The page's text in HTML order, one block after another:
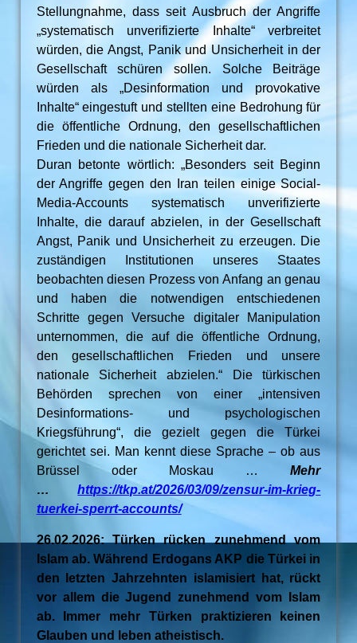
Stellungnahme, dass seit Ausbruch der Angriffe
„systematisch unverifizierte Inhalte“ verbreitet
würden, die Angst, Panik und Unsicherheit in der
Gesellschaft schüren sollen. Solche Beiträge
würden als „Desinformation und provokative
Inhalte“ eingestuft und stellten eine Bedrohung für
die öffentliche Ordnung, den gesellschaftlichen
Frieden und die nationale Sicherheit dar.
Duran betonte wörtlich: „Besonders seit Beginn
der Angriffe gegen den Iran teilen einige Social-
Media-Accounts systematisch unverifizierte
Inhalte, die darauf abzielen, in der Gesellschaft
Angst, Panik und Unsicherheit zu erzeugen. Die
zuständigen Institutionen unseres Staates
beobachten diesen Prozess von Anfang an genau
und haben die notwendigen entschiedenen
Schritte gegen Versuche digitaler Manipulation
unternommen, die auf die öffentliche Ordnung,
den gesellschaftlichen Frieden und unsere
nationale Sicherheit abzielen.“ Die türkischen
Behörden sprechen von einer „intensiven
Desinformations- und psychologischen
Kriegsführung“, die gezielt gegen die Türkei
gerichtet sei. Man kennt diese Sprache – ob aus
Brüssel oder Moskau …Mehr
…https://tkp.at/2026/03/09/zensur-im-krieg-
tuerkei-sperrt-accounts/
26.02.2026: Türken rücken zunehmend vom
Islam ab. Während Erdogans AKP die Türkei in
den letzten Jahrzehnten islamisiert hat, rückt
vor allem die Jugend zunehmend vom Islam
ab. Immer mehr Türken praktizieren keinen
Glauben und leben atheistisch.